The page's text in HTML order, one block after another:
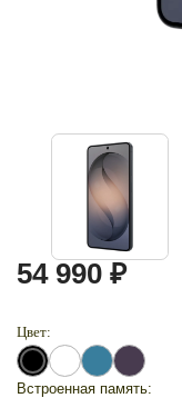
54 990 ₽
Цвет:
Встроенная память: